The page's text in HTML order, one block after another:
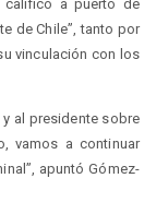
calificó a puerto de
de Chile”, tanto por
vinculación con los
y al presidente sobre
vamos a continuar
apuntó Gómez-